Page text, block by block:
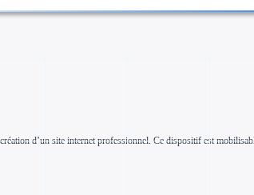
d’un site internet professionnel. Ce dispositif est